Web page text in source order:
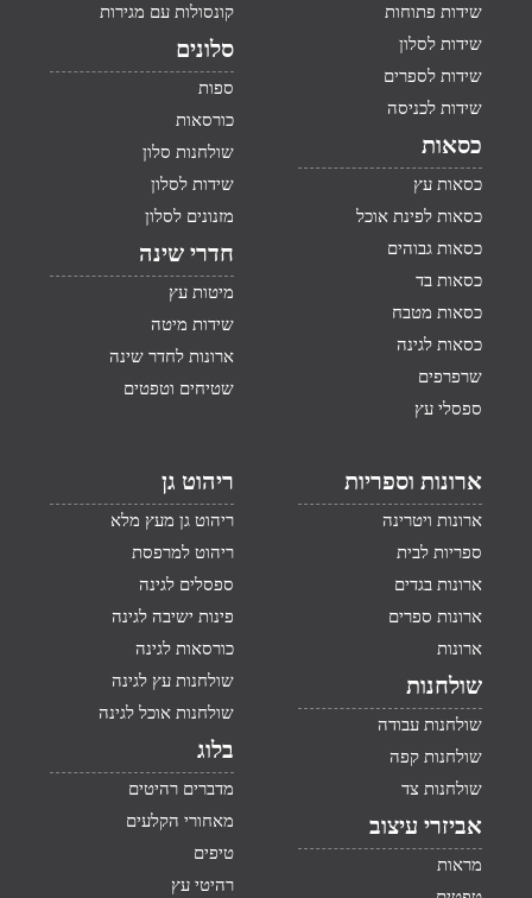
שידות פתוחות
שידות לסלון
שידות לספרים
שידות לכניסה
כסאות
כסאות עץ
כסאות לפינת אוכל
כסאות גבוהים
כסאות בד
כסאות מטבח
כסאות לגינה
שרפרפים
ספסלי עץ
קונסולות עם מגירות
סלונים
ספות
כורסאות
שולחנות סלון
שידות לסלון
מזנונים לסלון
חדרי שינה
מיטות עץ
שידות מיטה
ארונות לחדר שינה
שטיחים וטפטים
ארונות וספריות
ארונות ויטרינה
ספריות לבית
ארונות בגדים
ארונות ספרים
ארונות
שולחנות
שולחנות עבודה
שולחנות קפה
שולחנות צד
אביזרי עיצוב
מראות
ריהוט גן
ריהוט גן מעץ מלא
ריהוט למרפסת
ספסלים לגינה
פינות ישיבה לגינה
כורסאות לגינה
שולחנות עץ לגינה
שולחנות אוכל לגינה
בלוג
מדברים רהיטים
מאחורי הקלעים
טיפים
רהיטי עץ